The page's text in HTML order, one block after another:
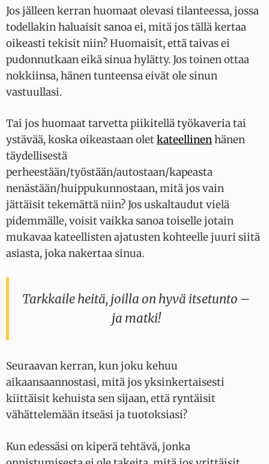
Jos jälleen kerran huomaat olevasi tilanteessa, jossa
todellakin haluaisit sanoa ei, mitä jos tällä kertaa
oikeasti tekisit niin? Huomaisit, että taivas ei
pudonnutkaan eikä sinua hylätty. Jos toinen ottaa
nokkiinsa, hänen tunteensa eivät ole sinun
vastuullasi.
Tai jos huomaat tarvetta piikitellä työkaveria tai
ystävää, koska oikeastaan oletkateellinenhänen
täydellisestä
perheestään/työstään/autostaan/kapeasta
nenästään/huippukunnostaan, mitä jos vain
jättäisit tekemättä niin? Jos uskaltaudut vielä
pidemmälle, voisit vaikka sanoa toiselle jotain
mukavaa kateellisten ajatusten kohteelle juuri siitä
asiasta, joka nakertaa sinua.
Tarkkaile heitä, joilla on hyvä itsetunto –
ja matki!
Seuraavan kerran, kun joku kehuu
aikaansaannostasi, mitä jos yksinkertaisesti
kiittäisit kehuista sen sijaan, että ryntäisit
vähättelemään itseäsi ja tuotoksiasi?
Kun edessäsi on kiperä tehtävä, jonka